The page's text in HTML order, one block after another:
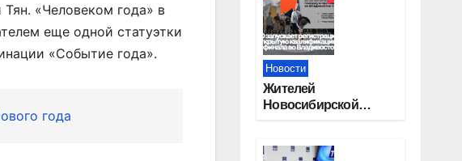
«Человеком года» в
еще одной статуэтки
«Событие года».
года
после 80 лет
Новости
Жителей
Новосибирской
квалификацию